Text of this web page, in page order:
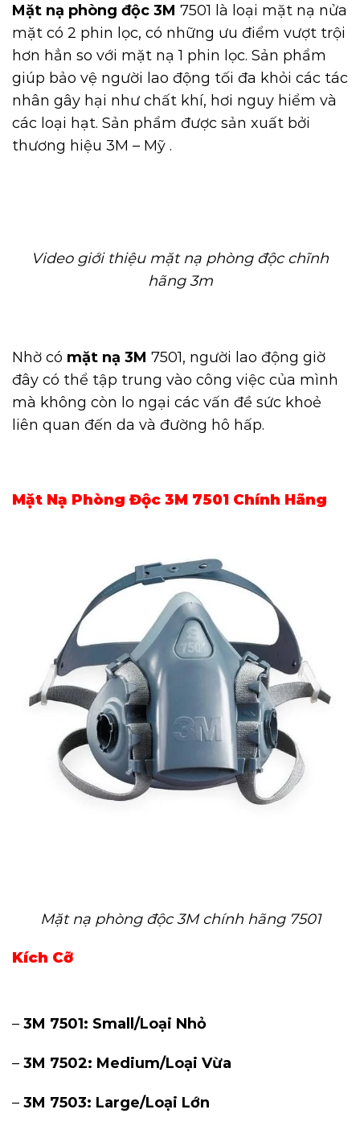
Mặt nạ phòng độc 3M 7501 là loại mặt nạ nửa
mặt có 2 phin lọc, có những ưu điểm vượt trội
hơn hẳn so với mặt nạ 1 phin lọc. Sản phẩm
giúp bảo vệ người lao động tối đa khỏi các tác
nhân gây hại như chất khí, hơi nguy hiểm và
các loại hạt. Sản phẩm được sản xuất bởi
thương hiệu 3M – Mỹ .
Video giới thiệu mặt nạ phòng độc chĩnh
hãng 3m
Nhờ có mặt nạ 3M 7501, người lao động giờ
đây có thể tập trung vào công việc của mình
mà không còn lo ngại các vấn đề sức khoẻ
liên quan đến da và đường hô hấp.
Mặt Nạ Phòng Độc 3M 7501 Chính Hãng
Mặt nạ phòng độc 3M chính hãng 7501
Kích Cỡ
– 3M 7501: Small/Loại Nhỏ
– 3M 7502: Medium/Loại Vừa
– 3M 7503: Large/Loại Lớn